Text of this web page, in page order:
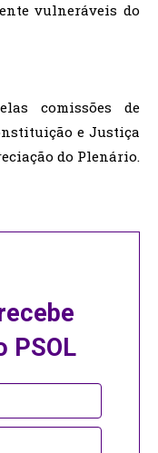
vulneráveis do
comissões de
e Justiça
do Plenário.
PSOL